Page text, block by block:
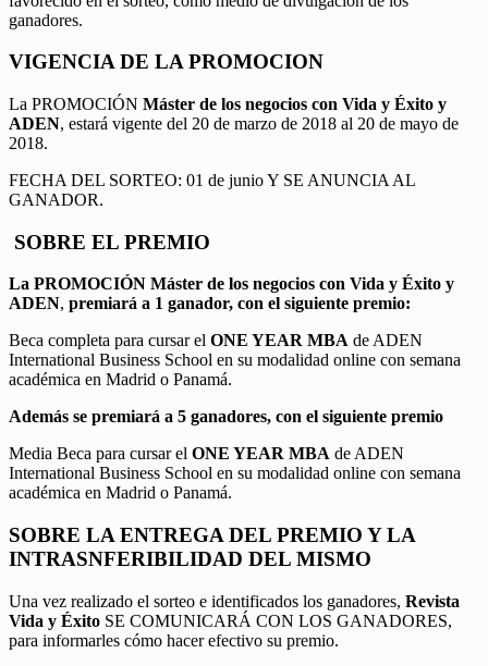
ganadores.
VIGENCIA DE LA PROMOCION
La PROMOCIÓN Máster de los negocios con Vida y Éxito y
ADEN, estará vigente del 20 de marzo de 2018 al 20 de mayo de
2018.
FECHA DEL SORTEO: 01 de junio Y SE ANUNCIA AL
GANADOR.
SOBRE EL PREMIO
La PROMOCIÓN Máster de los negocios con Vida y Éxito y
ADEN, premiará a 1 ganador, con el siguiente premio:
Beca completa para cursar el ONE YEAR MBA de ADEN
International Business School en su modalidad online con semana
académica en Madrid o Panamá.
Además se premiará a 5 ganadores, con el siguiente premio
Media Beca para cursar el ONE YEAR MBA de ADEN
International Business School en su modalidad online con semana
académica en Madrid o Panamá.
SOBRE LA ENTREGA DEL PREMIO Y LA
INTRASNFERIBILIDAD DEL MISMO
Una vez realizado el sorteo e identificados los ganadores, Revista
Vida y Éxito SE COMUNICARÁ CON LOS GANADORES,
para informarles cómo hacer efectivo su premio.